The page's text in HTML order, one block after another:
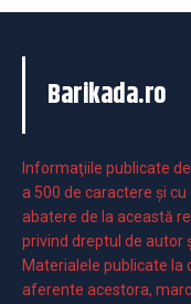
Barikada.ro
Informaţiile publicate
a 500 de caractere şi cu
abatere de la această
privind dreptul de autor
Materialele publicate la
aferente acestora,